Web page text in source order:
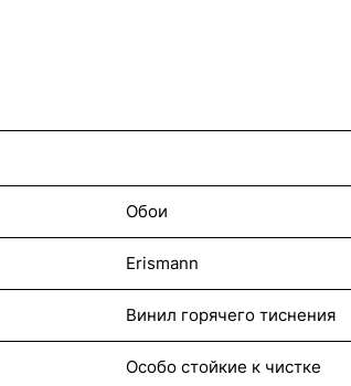
Обои
Erismann
Винил горячего тиснения
Особо стойкие к чистке